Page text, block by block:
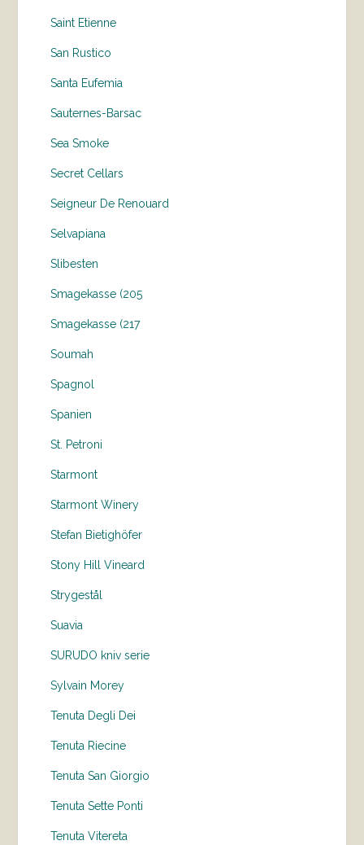
Saint Etienne
San Rustico
Santa Eufemia
Sauternes-Barsac
Sea Smoke
Secret Cellars
Seigneur De Renouard
Selvapiana
Slibesten
Smagekasse (205
Smagekasse (217
Soumah
Spagnol
Spanien
St. Petroni
Starmont
Starmont Winery
Stefan Bietighöfer
Stony Hill Vineard
Strygestål
Suavia
SURUDO kniv serie
Sylvain Morey
Tenuta Degli Dei
Tenuta Riecine
Tenuta San Giorgio
Tenuta Sette Ponti
Tenuta Vitereta